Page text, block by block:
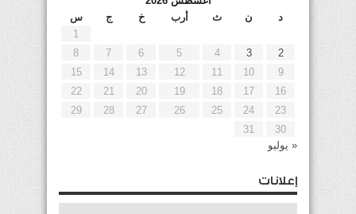
د
ن ث أرب خ ج
س
1
2
3
4
5
6
7
8
9
10
11
12
13
14
15
16
17
18
19
20
21
22
23
24
25
26
27
28
29
30
31
« يوليو
إعلانات